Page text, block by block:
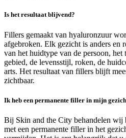
Is het resultaat blijvend?
Fillers gemaakt van hyaluronzuur
afgebroken. Elk gezicht is anders en
van het huidtype van de persoon, het
gebied, de levensstijl, roken, de
arts. Het resultaat van fillers blijft
zichtbaar.
Ik heb een permanente filler in mijn
Bij Skin and the City behandelen wij
met een permanente filler in het